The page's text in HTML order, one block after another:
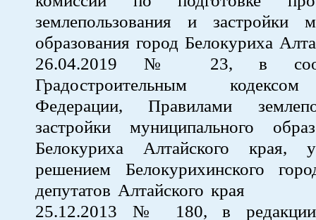
землепользования и застройки
образования город Белокуриха
26.04.2019 № 23, в
Градостроительным
Федерации, Правилами
застройки муниципального
Белокуриха Алтайского края,
решением Белокурихинского
депутатов
25.12.2013 № 180, в